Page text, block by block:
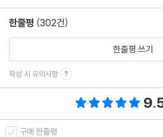
한줄평 (302건)
한줄평 쓰기
작성 시 유의사항
구매 한줄평